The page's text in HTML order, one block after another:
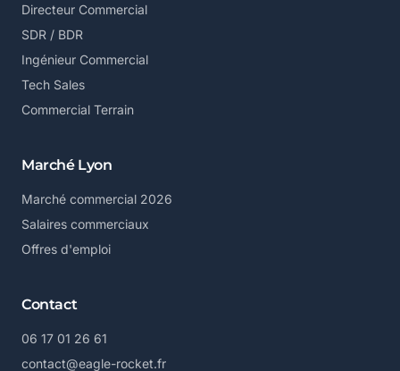
Directeur Commercial
SDR / BDR
Ingénieur Commercial
Tech Sales
Commercial Terrain
Marché Lyon
Marché commercial 2026
Salaires commerciaux
Offres d'emploi
Contact
06 17 01 26 61
contact@eagle-rocket.fr